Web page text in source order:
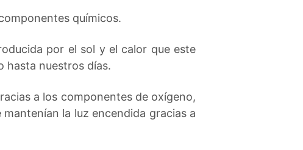
químicos.
por el sol y el calor que este
hasta nuestros días.
a los componentes de oxígeno,
la luz encendida gracias a